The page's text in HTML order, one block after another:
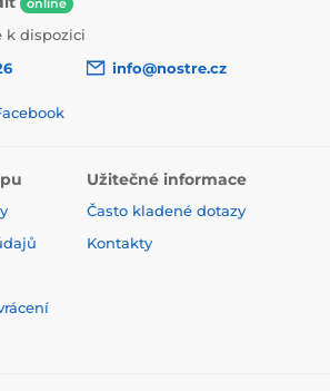
přísné normy a pyšní se certifikací
k dispozici
info@nostre.cz
Užitečné informace
Často kladené dotazy
Kontakty